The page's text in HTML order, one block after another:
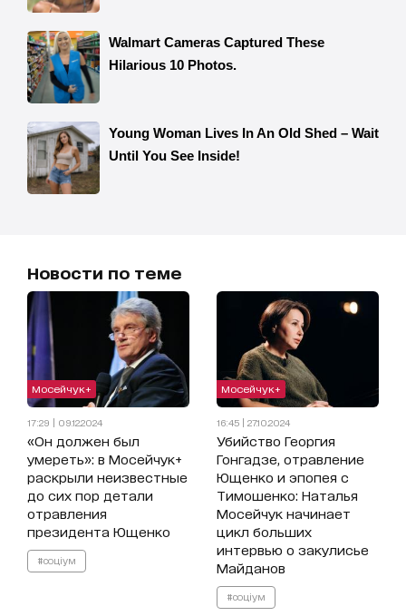
Новости по теме
Мосейчук+
17:29 | 09.12.2024
«Он должен был
умереть»: в Мосейчук+
раскрыли неизвестные
до сих пор детали
отравления
президента Ющенко
#соціум
Мосейчук+
16:45 | 27.10.2024
Убийство Георгия
Гонгадзе, отравление
Ющенко и эпопея с
Тимошенко: Наталья
Мосейчук начинает
цикл больших
интервью о закулисье
Майданов
#соціум